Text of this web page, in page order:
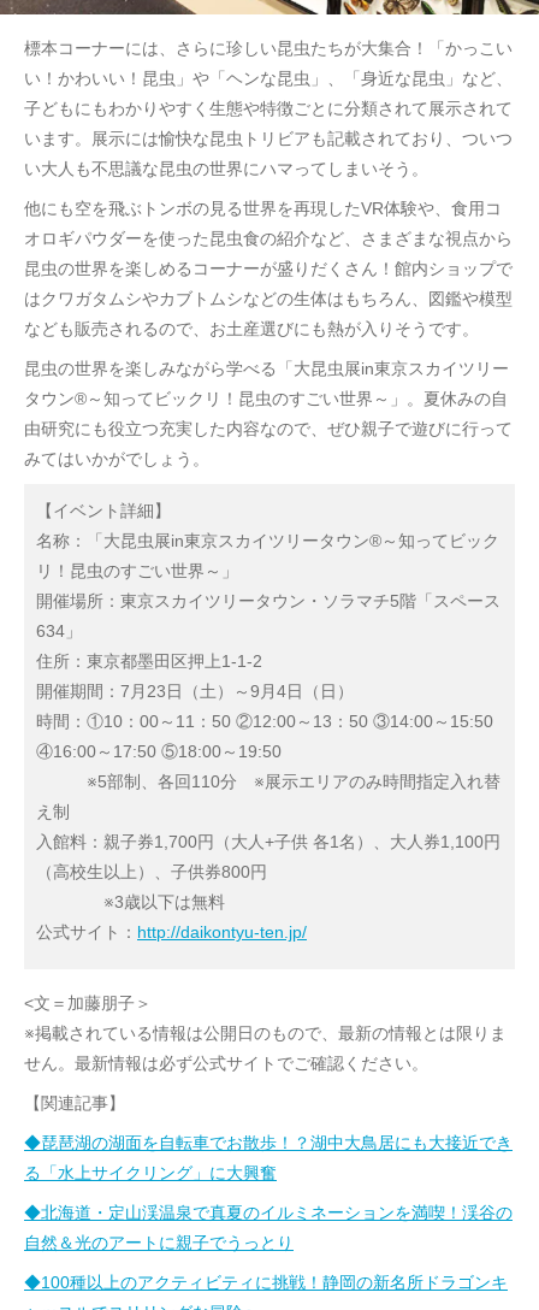
標本コーナーには、さらに珍しい昆虫たちが大集合！「かっこい
い！かわいい！昆虫」や「ヘンな昆虫」、「身近な昆虫」など、
子どもにもわかりやすく生態や特徴ごとに分類されて展示されて
います。展示には愉快な昆虫トリビアも記載されており、ついつ
い大人も不思議な昆虫の世界にハマってしまいそう。
他にも空を飛ぶトンボの見る世界を再現したVR体験や、食用コ
オロギパウダーを使った昆虫食の紹介など、さまざまな視点から
昆虫の世界を楽しめるコーナーが盛りだくさん！館内ショップで
はクワガタムシやカブトムシなどの生体はもちろん、図鑑や模型
なども販売されるので、お土産選びにも熱が入りそうです。
昆虫の世界を楽しみながら学べる「大昆虫展in東京スカイツリー
タウン®～知ってビックリ！昆虫のすごい世界～」。夏休みの自
由研究にも役立つ充実した内容なので、ぜひ親子で遊びに行って
みてはいかがでしょう。
【イベント詳細】
名称：「大昆虫展in東京スカイツリータウン®～知ってビック
リ！昆虫のすごい世界～」
開催場所：東京スカイツリータウン・ソラマチ5階「スペース
634」
住所：東京都墨田区押上1-1-2
開催期間：7月23日（土）～9月4日（日）
時間：①10：00～11：50 ②12:00～13：50 ③14:00～15:50
④16:00～17:50 ⑤18:00～19:50
※5部制、各回110分 ※展示エリアのみ時間指定入れ替
え制
入館料：親子券1,700円（大人+子供 各1名）、大人券1,100円
（高校生以上）、子供券800円
※3歳以下は無料
公式サイト： http://daikontyu-ten.jp/
<文＝加藤朋子＞
※掲載されている情報は公開日のもので、最新の情報とは限りま
せん。最新情報は必ず公式サイトでご確認ください。
【関連記事】
◆琵琶湖の湖面を自転車でお散歩！？湖中大鳥居にも大接近でき
る「水上サイクリング」に大興奮
◆北海道・定山渓温泉で真夏のイルミネーションを満喫！渓谷の
自然＆光のアートに親子でうっとり
◆100種以上のアクティビティに挑戦！静岡の新名所ドラゴンキ